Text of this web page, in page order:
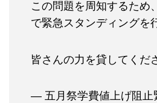
この問題を周知するため
で緊急スタンディングを
皆さんの力を貸してくだ
— 五月祭学費値上げ阻止